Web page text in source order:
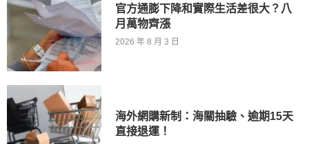
官方通膨下降和實際生活差很大？八
月萬物齊漲
2026 年 8 月 3 日
海外網購新制：海關抽驗、逾期15天
直接退運！